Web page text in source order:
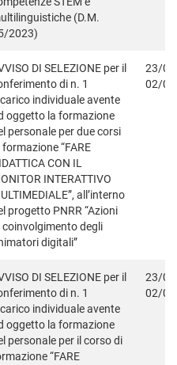
(D.M.
2023)
DI SELEZIONE per il
di n. 1
individuale avente
oggetto la formazione
personale per due corsi
formazione “FARE
CON IL
INTERATTIVO
all’interno
progetto PNRR “Azioni
coinvolgimento degli
digitali”
23/
02/
DI SELEZIONE per il
di n. 1
individuale avente
oggetto la formazione
personale per il corso di
“FARE
23/
02/